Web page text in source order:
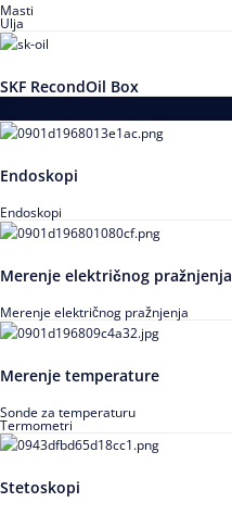
Masti
Ulja
SKF RecondOil Box
Endoskopi
Endoskopi
Merenje električnog pražnjenja
Merenje električnog pražnjenja
Merenje temperature
Sonde za temperaturu
Termometri
Stetoskopi